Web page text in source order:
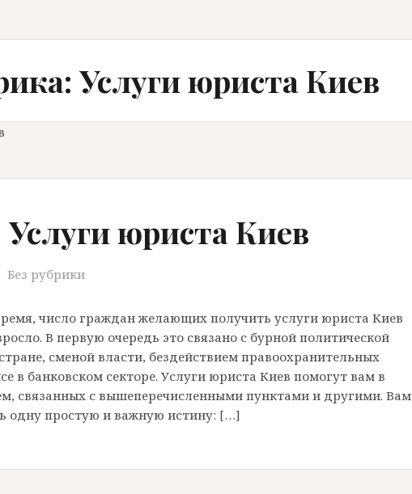
Услуги юриста Киев
Услуги юриста Киев
Без рубрики
число граждан желающих получить услуги юриста Киев
В первую очередь это связано с бурной политической
сменой власти, бездействием правоохранительных
в банковском секторе. Услуги юриста Киев помогут вам в
связанных с вышеперечисленными пунктами и другими. Вам
одну простую и важную истину: […]